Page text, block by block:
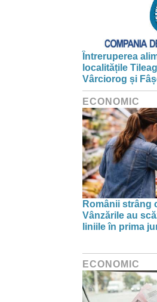
Întreruperea
localitățile
Vârciorog și
ECONOMIC
Românii strâng
Vânzările au
liniile în prima
ECONOMIC